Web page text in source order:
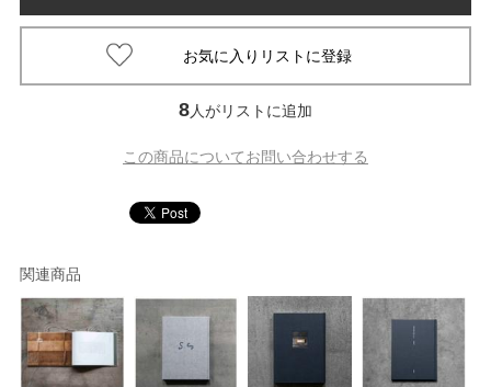
8人がリストに追加
この商品についてお問い合わせする
関連商品